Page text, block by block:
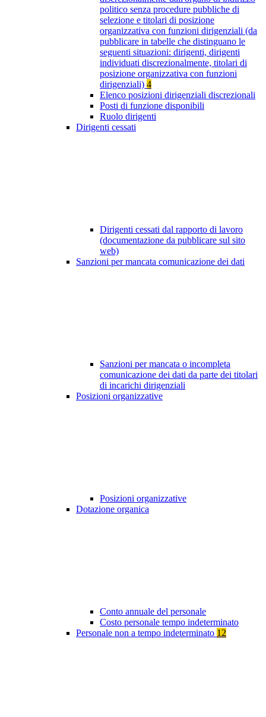
politico senza procedure pubbliche di
selezione e titolari di posizione
organizzativa con funzioni dirigenziali (da
pubblicare in tabelle che distinguano le
seguenti situazioni: dirigenti, dirigenti
individuati discrezionalmente, titolari di
posizione organizzativa con funzioni
dirigenziali) 4
Elenco posizioni dirigenziali discrezionali
Posti di funzione disponibili
Ruolo dirigenti
Dirigenti cessati
Dirigenti cessati dal rapporto di lavoro
(documentazione da pubblicare sul sito
web)
Sanzioni per mancata comunicazione dei dati
Sanzioni per mancata o incompleta
comunicazione dei dati da parte dei titolari
di incarichi dirigenziali
Posizioni organizzative
Posizioni organizzative
Dotazione organica
Conto annuale del personale
Costo personale tempo indeterminato
Personale non a tempo indeterminato 12